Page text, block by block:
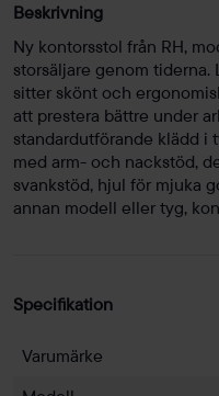
Beskrivning
Ny kontorsstol från RH,
storsäljare genom
sitter skönt och
att prestera bättre under
standardutförande klädd i
med arm- och nackstöd,
svankstöd, hjul för mjuka
annan modell eller tyg,
Specifikation
Varumärke